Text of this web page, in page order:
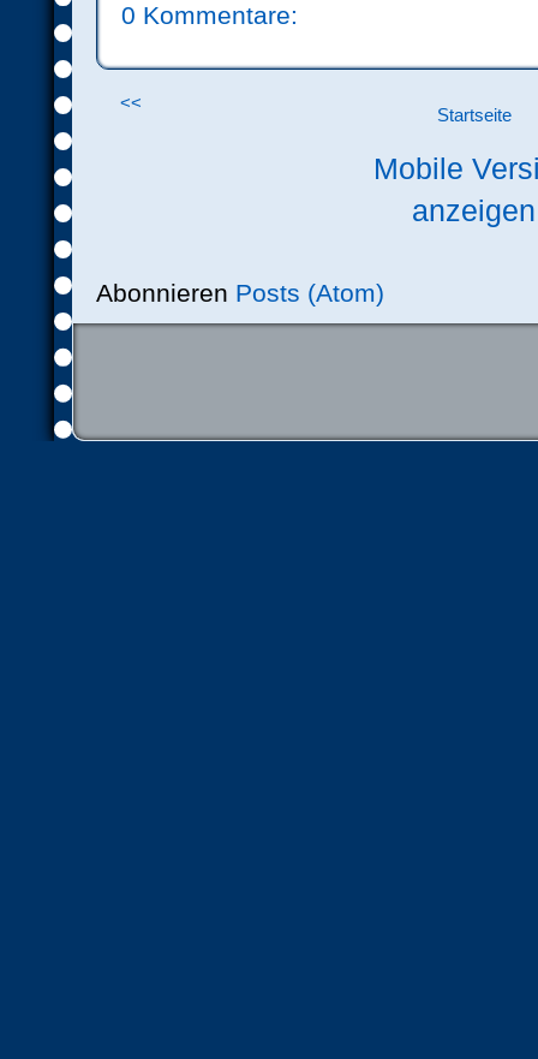
0 Kommentare:
<<
Startseite
Mobile
anzeigen
Abonnieren Posts (Atom)